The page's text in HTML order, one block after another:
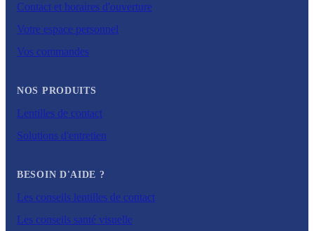
Contact et horaires d'ouverture
Votre espace personnel
Vos commandes
NOS PRODUITS
Lentilles de contact
Solutions d'entretien
BESOIN D'AIDE ?
Les conseils lentilles de contact
Les conseils santé visuelle